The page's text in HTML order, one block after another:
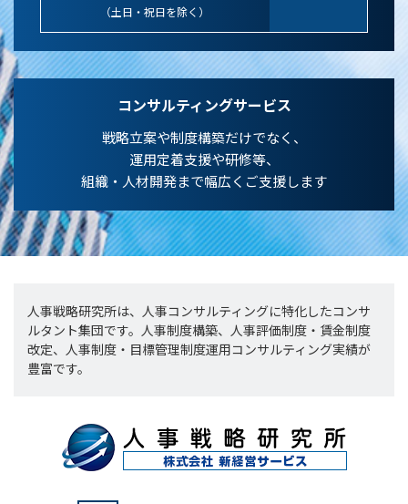
（土日・祝日を除く）
コンサルティングサービス
戦略立案や制度構築だけでなく、
運用定着支援や研修等、
組織・人材開発まで幅広くご支援します
人事戦略研究所は、人事コンサルティングに特化したコンサ
ルタント集団です。人事制度構築、人事評価制度・賃金制度
改定、人事制度・目標管理制度運用コンサルティング実績が
豊富です。